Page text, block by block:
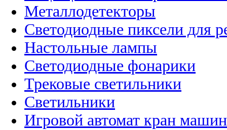
Металлодетекторы
Светодиодные пиксели для
Настольные лампы
Светодиодные фонарики
Трековые светильники
Светильники
Игровой автомат кран